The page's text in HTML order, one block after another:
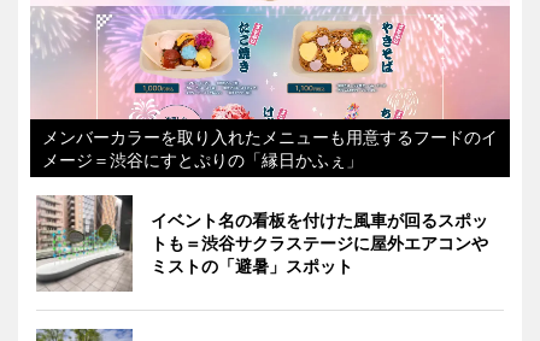
メンバーカラーを取り入れたメニューも用意するフードのイ
メージ＝渋谷にすとぷりの「縁日かふぇ」
イベント名の看板を付けた風車が回るスポッ
トも＝渋谷サクラステージに屋外エアコンや
ミストの「避暑」スポット